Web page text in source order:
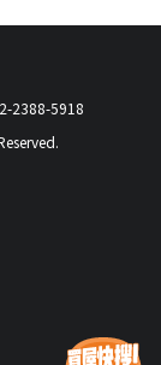
2388-5918